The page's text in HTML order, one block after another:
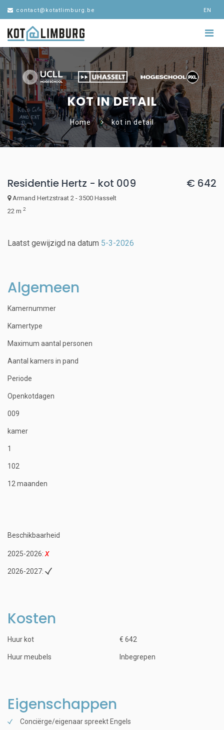
contact@kotatlimburg.be EN
KOT IN DETAIL
Home kot in detail
Residentie Hertz - kot 009
Armand Hertzstraat 2 - 3500 Hasselt
22 m 2
€ 642
Laatst gewijzigd na datum 5-3-2026
Algemeen
Kamernummer
Kamertype
Maximum aantal personen
Aantal kamers in pand
Periode
Openkotdagen
009
kamer
1
102
12 maanden
Beschikbaarheid
2025-2026:
2026-2027:
Kosten
Huur kot € 642
Huur meubels Inbegrepen
Eigenschappen
Conciërge/eigenaar spreekt Engels